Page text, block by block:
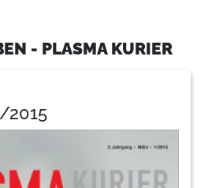
- PLASMA KURIER
2015